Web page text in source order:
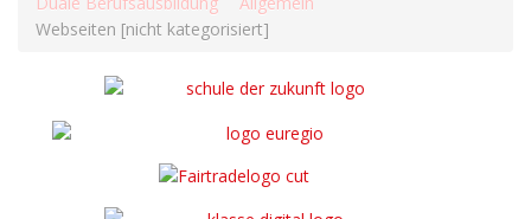
Webseiten [nicht kategorisiert]